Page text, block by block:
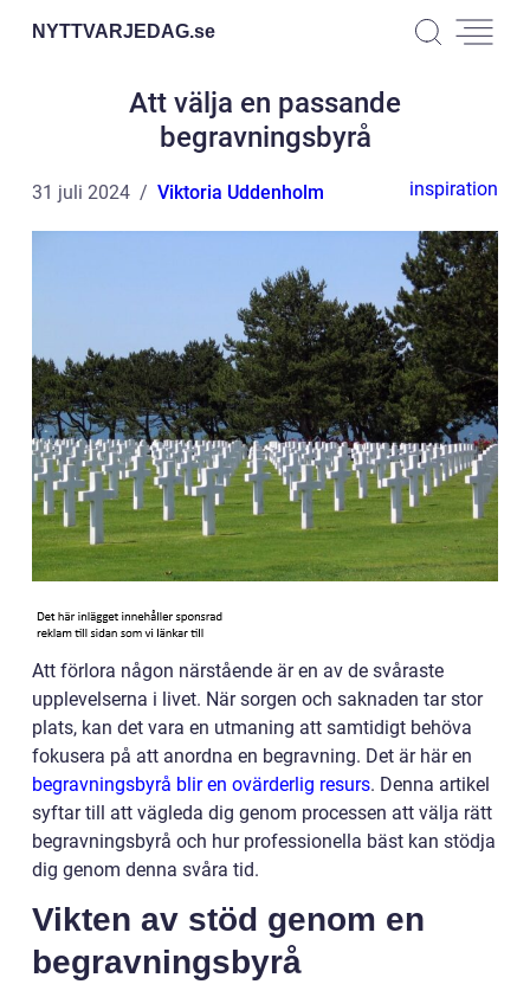
NYTTVARJEDAG.se
Att välja en passande
begravningsbyrå
31 juli 2024 Viktoria Uddenholm inspiration
Att förlora någon närstående är en av de svåraste
upplevelserna i livet. När sorgen och saknaden tar stor
plats, kan det vara en utmaning att samtidigt behöva
fokusera på att anordna en begravning. Det är här en
begravningsbyrå blir en ovärderlig resurs. Denna artikel
syftar till att vägleda dig genom processen att välja rätt
begravningsbyrå och hur professionella bäst kan stödja
dig genom denna svåra tid.
Vikten av stöd genom en
begravningsbyrå